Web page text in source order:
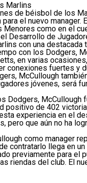
Marlins
de béisbol de los
el nuevo
Menores como en el
Desarrollo de
con una
con los Dodgers,
en varias
conexiones fuertes y
McCullough
jóvenes, será
Dodgers, McCullough
positivo de 402
experiencia en el
pero que aún no ha
como manager
contratarlo llega en
previamente para el
riendas del club. El